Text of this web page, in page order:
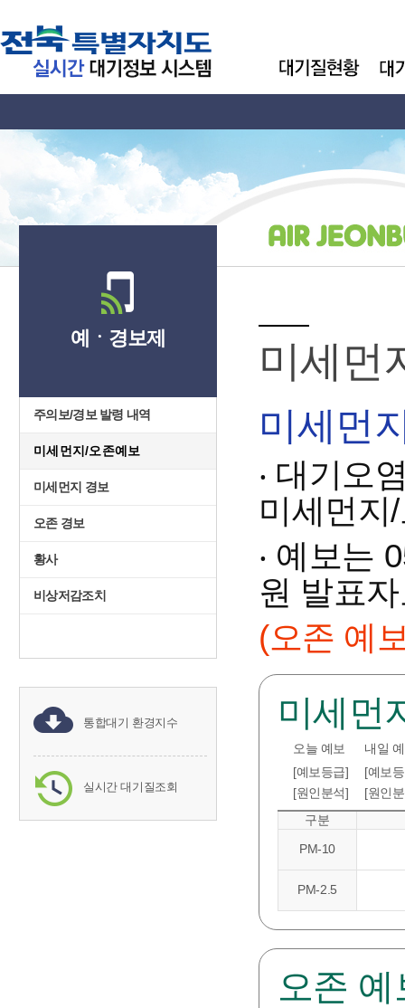
예ㆍ경보제
주의보/경보 발령 내역
미세먼지/오존예보
미세먼지 경보
오존 경보
황사
비상저감조치
통합대기 환경지수
실시간 대기질조회
미세먼
미세먼
‧ 대기오
미세먼지
‧ 예보는
원 발표
(오존 예
미세먼
오늘 예보
내일
[예보등급]
[예보
[원인분석]
[원인
구분
PM-10
PM-2.5
오존 예